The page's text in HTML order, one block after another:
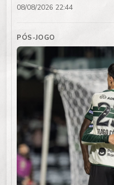
08/08/2026 22:44
PÓS-JOGO